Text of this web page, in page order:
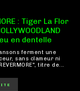
: Tiger La Flor
en dentelle
ferment une
sans clameur ni
titre de...